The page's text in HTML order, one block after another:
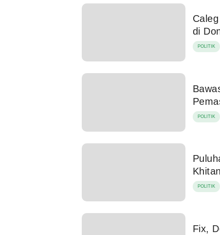
di
POLITIK
POLITIK
POLITIK
Fix,